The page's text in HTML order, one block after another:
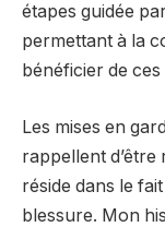
étapes guidée
permettant à la
bénéficier de
Les mises en
rappellent
réside dans le
blessure. Mon